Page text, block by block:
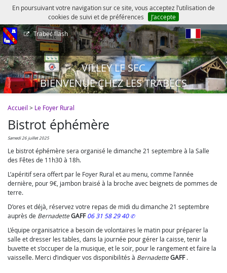
En poursuivant votre navigation sur ce site, vous acceptez l’utilisation de
cookies de suivi et de préférences
J’accepte
Trabec flash
VILLEY LE SEC
BIENVENUE CHEZ LES TRABECS
Accueil > Le Foyer Rural
Bistrot éphémère
samedi 26 juillet 2025
Le bistrot éphémère sera organisé le dimanche 21 septembre à la Salle
des Fêtes de 11h30 à 18h.
L’apéritif sera offert par le Foyer Rural et au menu, comme l’année
dernière, pour 9€, jambon braisé à la broche avec beignets de pommes de
terre.
D’ores et déjà, réservez votre repas de midi du dimanche 21 septembre
auprès de BernadetteGAFF 06 31 58 29 40
L’équipe organisatrice a besoin de volontaires le matin pour préparer la
salle et dresser les tables, dans la journée pour gérer la caisse, tenir la
buvette et s’occuper de la musique, et le soir, pour le rangement et faire la
vaisselle. Merci d’indiquer vos disponibilités à BernadetteGAFF .